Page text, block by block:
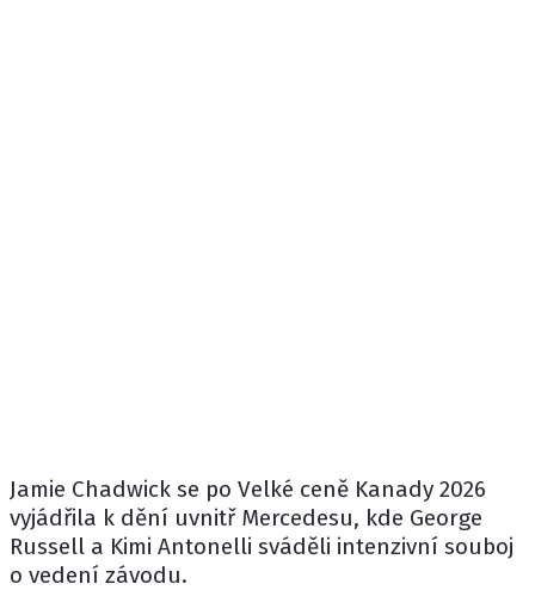
Jamie Chadwick se po Velké ceně Kanady 2026
vyjádřila k dění uvnitř Mercedesu, kde George
Russell a Kimi Antonelli sváděli intenzivní souboj
o vedení závodu.